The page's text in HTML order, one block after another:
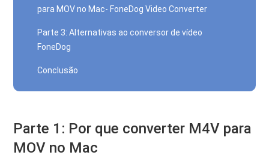
para MOV no Mac- FoneDog Video Converter
Parte 3: Alternativas ao conversor de vídeo
FoneDog
Conclusão
Parte 1: Por que converter M4V para
MOV no Mac